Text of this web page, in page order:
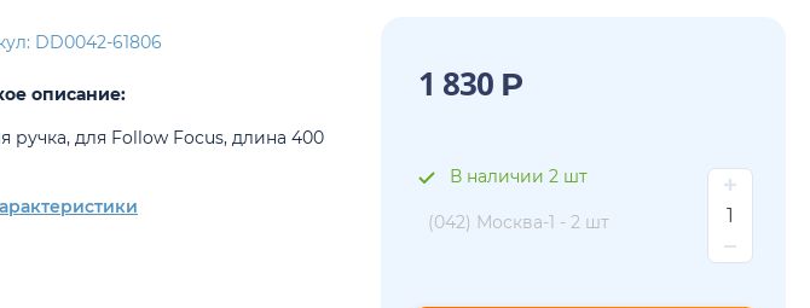
DD0042-61806
описание:
ручка, для Follow Focus, длина 400
1 830 Р
В наличии 2 шт
(042) Москва-1 - 2 шт